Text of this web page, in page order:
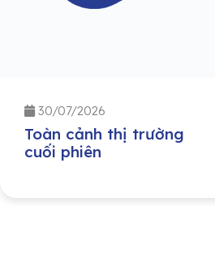
30/07/2026
Toàn cảnh thị trường
cuối phiên